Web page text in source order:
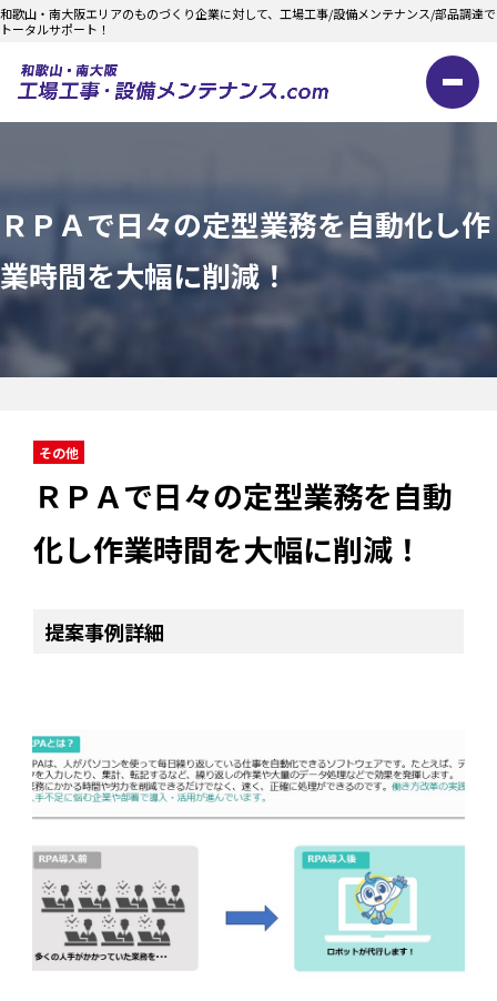
和歌山・南大阪エリアのものづくり企業に対して、工場工事/設備メンテナンス/部品調達で
トータルサポート！
ＲＰＡで日々の定型業務を自動化し作
業時間を大幅に削減！
その他
ＲＰＡで日々の定型業務を自動
化し作業時間を大幅に削減！
提案事例詳細